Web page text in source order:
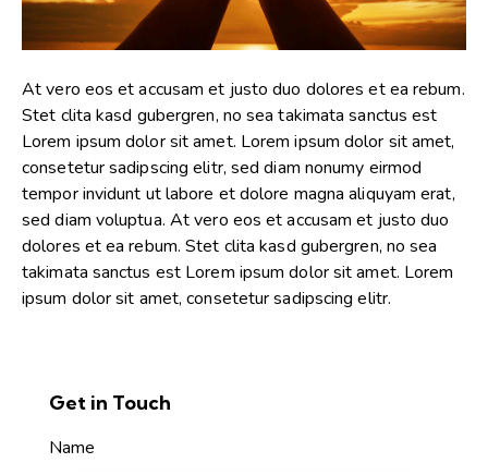
At vero eos et accusam et justo duo dolores et ea rebum.
Stet clita kasd gubergren, no sea takimata sanctus est
Lorem ipsum dolor sit amet. Lorem ipsum dolor sit amet,
consetetur sadipscing elitr, sed diam nonumy eirmod
tempor invidunt ut labore et dolore magna aliquyam erat,
sed diam voluptua. At vero eos et accusam et justo duo
dolores et ea rebum. Stet clita kasd gubergren, no sea
takimata sanctus est Lorem ipsum dolor sit amet. Lorem
ipsum dolor sit amet, consetetur sadipscing elitr.
Get in Touch